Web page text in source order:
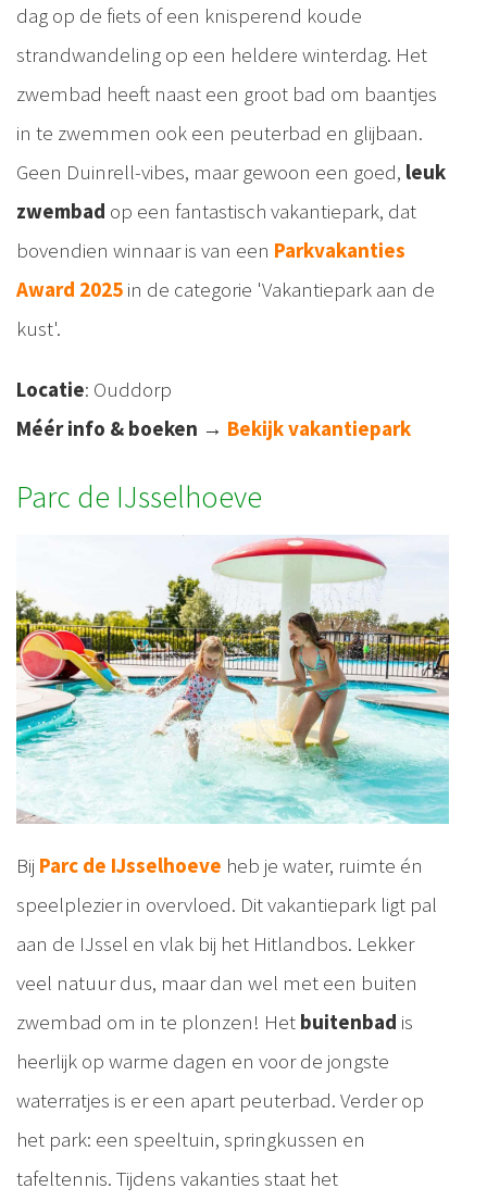
dag op de fiets of een knisperend koude
strandwandeling op een heldere winterdag. Het
zwembad heeft naast een groot bad om baantjes
in te zwemmen ook een peuterbad en glijbaan.
Geen Duinrell-vibes, maar gewoon een goed, leuk
zwembad op een fantastisch vakantiepark, dat
bovendien winnaar is van een Parkvakanties
Award 2025 in de categorie 'Vakantiepark aan de
kust'.
Locatie: Ouddorp
Méér info & boeken → Bekijk vakantiepark
Parc de IJsselhoeve
Bij Parc de IJsselhoeve heb je water, ruimte én
speelplezier in overvloed. Dit vakantiepark ligt pal
aan de IJssel en vlak bij het Hitlandbos. Lekker
veel natuur dus, maar dan wel met een buiten
zwembad om in te plonzen! Het buitenbad is
heerlijk op warme dagen en voor de jongste
waterratjes is er een apart peuterbad. Verder op
het park: een speeltuin, springkussen en
tafeltennis. Tijdens vakanties staat het